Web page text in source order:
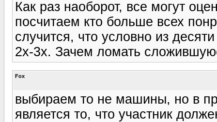
Как раз наоборот, все могут
посчитаем кто больше всех
случится, что условно из
2х-3х. Зачем ломать
Fox
выбираем то не машины, но в
является то, что участник